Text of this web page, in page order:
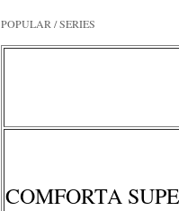
POPULAR / SERIES
COMFORTA